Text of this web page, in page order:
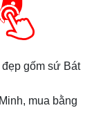
gốm sứ Bát
mua bằng